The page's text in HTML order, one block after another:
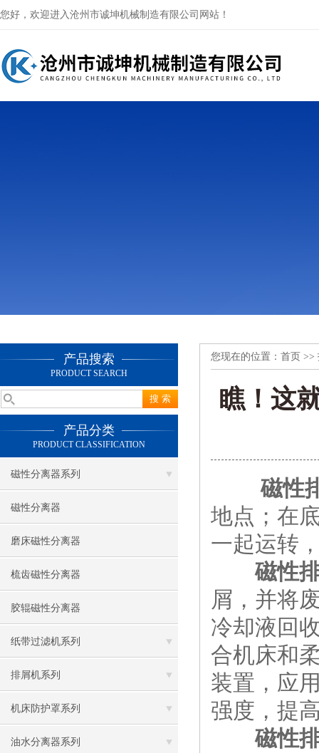
您好，欢迎进入沧州市诚坤机械制造有限公司网站！
产品搜索
PRODUCT SEARCH
产品分类
PRODUCT CLASSIFICATION
磁性分离器系列
磁性分离器
磨床磁性分离器
梳齿磁性分离器
胶辊磁性分离器
纸带过滤机系列
排屑机系列
机床防护罩系列
油水分离器系列
您现在的位置： 首页 >>
瞧！这
磁性
地点；在
一起运转
磁性
屑，并将
冷却液回
合机床和
装置，应
强度，提
磁性